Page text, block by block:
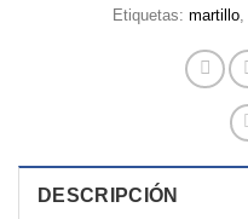
Etiquetas: martillo,
DESCRIPCIÓN